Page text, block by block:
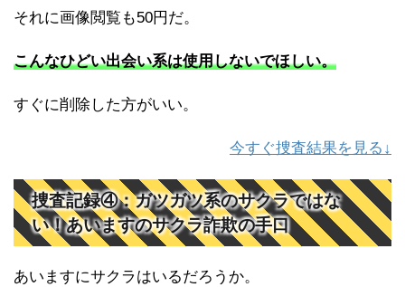
それに画像閲覧も50円だ。
こんなひどい出会い系は使用しないでほしい。
すぐに削除した方がいい。
今すぐ捜査結果を見る↓
捜査記録④：ガツガツ系のサクラではな
い！あいますのサクラ詐欺の手口
あいますにサクラはいるだろうか。